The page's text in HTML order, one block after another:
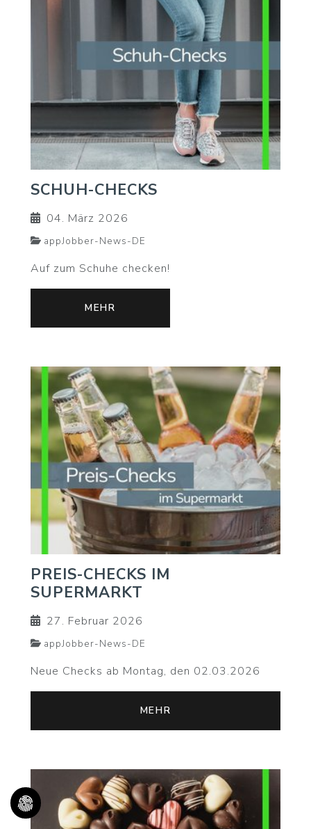
SCHUH-CHECKS
04. März 2026
appJobber-News-DE
Auf zum Schuhe checken!
MEHR
PREIS-CHECKS IM
SUPERMARKT
27. Februar 2026
appJobber-News-DE
Neue Checks ab Montag, den 02.03.2026
MEHR